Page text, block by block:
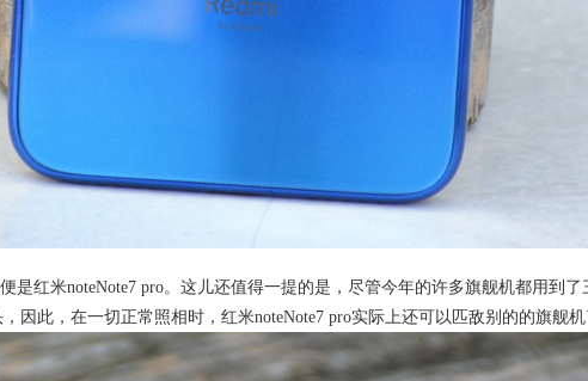
红米noteNote7 pro。这儿还值得一提的是，尽管今年的许多旗舰机都用到
因此，在一切正常照相时，红米noteNote7 pro实际上还可以匹敌别的的旗舰